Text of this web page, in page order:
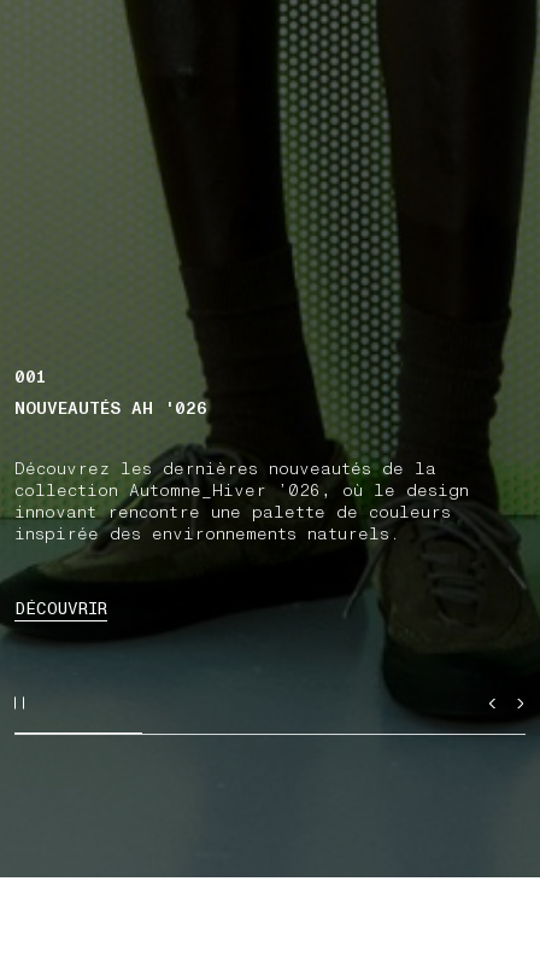
001
NOUVEAUTÉS AH '026
Découvrez les dernières nouveautés de la
collection Automne_Hiver ’026, où le design
innovant rencontre une palette de couleurs
inspirée des environnements naturels.
DÉCOUVRIR